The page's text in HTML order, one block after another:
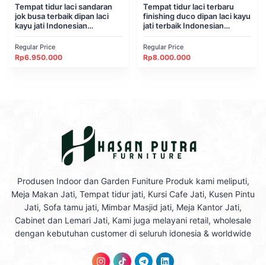
Tempat Tidur
Tempat tidur laci sandaran
jok busa terbaik dipan laci
kayu jati Indonesian
Regular Price
Rp6.950.000
Tempat Tidur
Tempat tidur laci terbaru
finishing duco dipan laci kayu
jati terbaik Indonesian
Regular Price
Rp8.000.000
Produsen Indoor dan Garden Funiture Produk kami meliputi,
Meja Makan Jati, Tempat tidur jati, Kursi Cafe Jati, Kusen Pintu
Jati, Sofa tamu jati, Mimbar Masjid jati, Meja Kantor Jati,
Cabinet dan Lemari Jati, Kami juga melayani retail, wholesale
dengan kebutuhan customer di seluruh idonesia & worldwide